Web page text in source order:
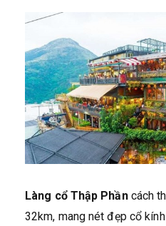
Làng cổ Thập Phầncách
32km, mang nét đẹp cổ